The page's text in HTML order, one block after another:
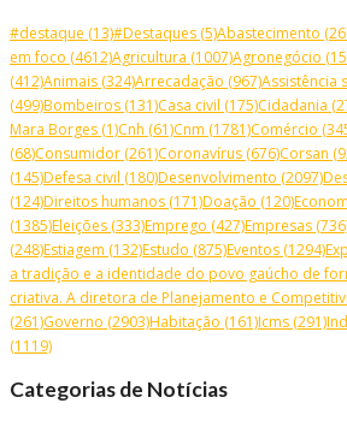
#destaque (13)#Destaques (5)Abastecimento
em foco (4612)Agricultura (1007)Agronegócio
(412)Animais (324)Arrecadação (967)Assistência
(499)Bombeiros (131)Casa civil (175)Cidadania
Mara Borges (1)Cnh (61)Cnm (1781)Comércio
(68)Consumidor (261)Coronavírus (676)Corsan
(145)Defesa civil (180)Desenvolvimento (2097)
(124)Direitos humanos (171)Doação (120)
(1385)Eleições (333)Emprego (427)Empresas
(248)Estiagem (132)Estudo (875)Eventos (1294)
a tradição e a identidade do povo gaúcho de
criativa. A diretora de Planejamento e
(261)Governo (2903)Habitação (161)Icms (291)
(1119)
Categorias de Notícias